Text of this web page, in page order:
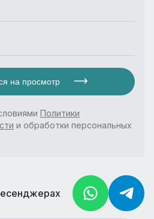
на просмотр
Политики
и обработки персональных